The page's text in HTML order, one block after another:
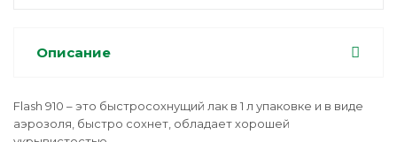
Описание
Flash 910 – это быстросохнущий лак в 1 л упаковке и в виде
аэрозоля, быстро сохнет, обладает хорошей